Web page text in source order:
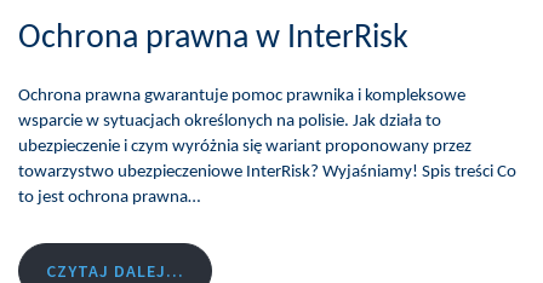
Ochrona prawna w InterRisk
Ochrona prawna gwarantuje pomoc prawnika i kompleksowe
wsparcie w sytuacjach określonych na polisie. Jak działa to
ubezpieczenie i czym wyróżnia się wariant proponowany przez
towarzystwo ubezpieczeniowe InterRisk? Wyjaśniamy! Spis treści Co
to jest ochrona prawna…
CZYTAJ DALEJ...